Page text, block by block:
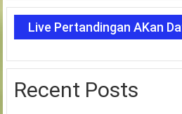
Live Pertandingan AKan
Recent Posts